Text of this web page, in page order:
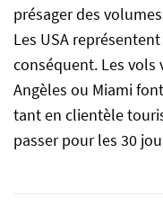
présager des
Les USA
conséquent. Les vols
Angèles ou Miami
tant en clientèle
passer pour les 30